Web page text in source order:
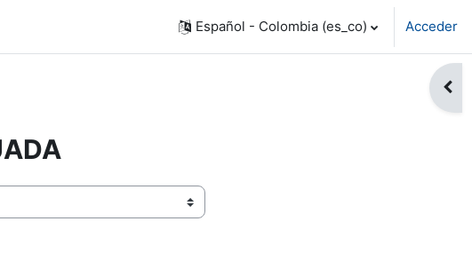
Español - Colombia ‎(es_co)‎ Acceder